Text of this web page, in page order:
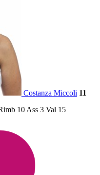
Costanza Miccoli 11
10 Ass 3 Val 15